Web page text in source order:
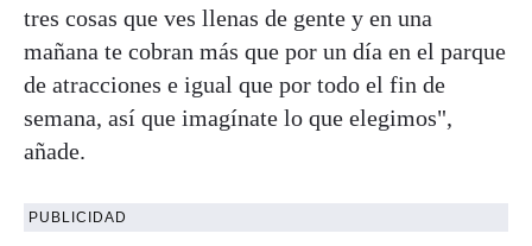
tres cosas que ves llenas de gente y en una
mañana te cobran más que por un día en el parque
de atracciones e igual que por todo el fin de
semana, así que imagínate lo que elegimos",
añade.
PUBLICIDAD